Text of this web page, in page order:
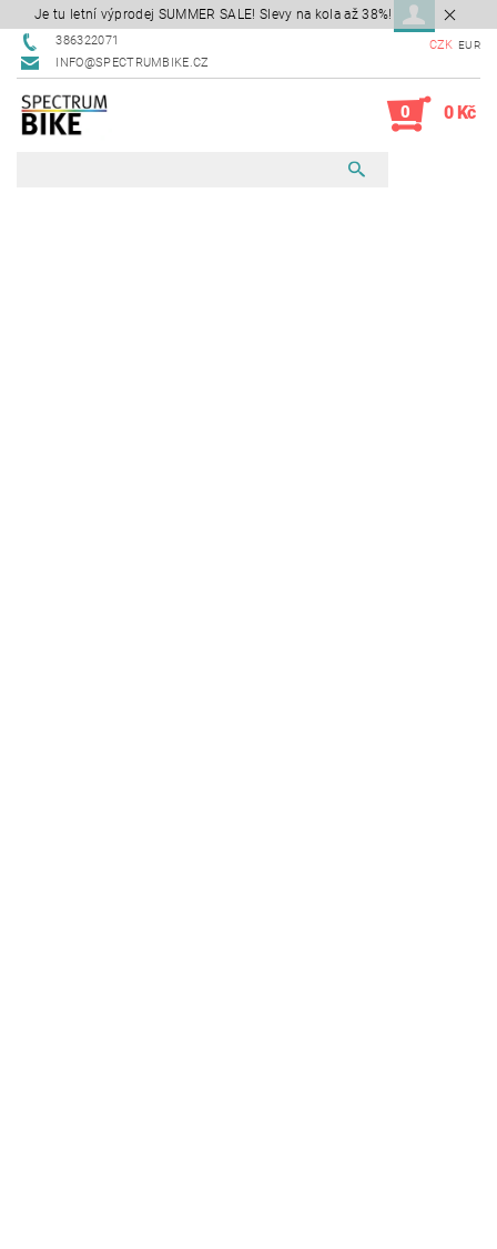
Je tu letní výprodej SUMMER SALE! Slevy na kola až 38%!
386322071
INFO@SPECTRUMBIKE.CZ
CZK EUR
0 0 Kč